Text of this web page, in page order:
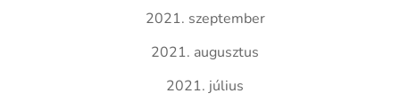
2021. szeptember
2021. augusztus
2021. július